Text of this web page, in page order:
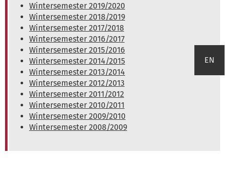
EN
Wintersemester 2019/2020
Wintersemester 2018/2019
Wintersemester 2017/2018
Wintersemester 2016/2017
Wintersemester 2015/2016
Wintersemester 2014/2015
Wintersemester 2013/2014
Wintersemester 2012/2013
Wintersemester 2011/2012
Wintersemester 2010/2011
Wintersemester 2009/2010
Wintersemester 2008/2009